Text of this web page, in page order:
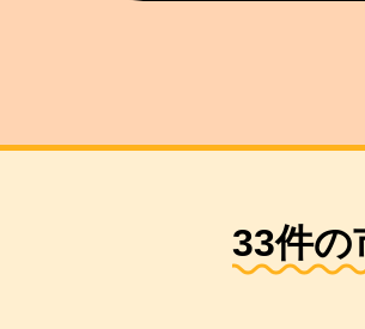
33件の